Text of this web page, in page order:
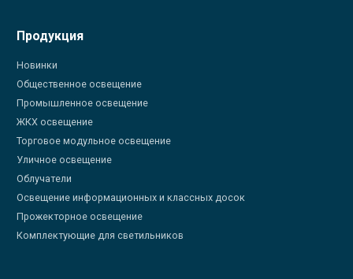
Продукция
Новинки
Общественное освещение
Промышленное освещение
ЖКХ освещение
Торговое модульное освещение
Уличное освещение
Облучатели
Освещение информационных и классных досок
Прожекторное освещение
Комплектующие для светильников